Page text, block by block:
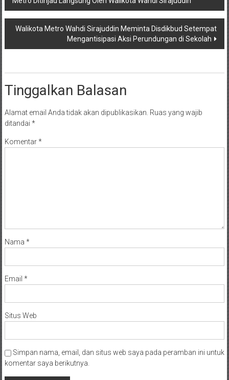
pos
Walikota Metro Wahdi Sirajuddin Meminta Disdikbud Setempat
Mengantisipasi Aksi Perundungan di Sekolah
Tinggalkan Balasan
Alamat email Anda tidak akan dipublikasikan. Ruas yang wajib
ditandai *
Komentar*
Nama *
Email *
Situs Web
Simpan nama, email, dan situs web saya pada peramban ini untuk
komentar saya berikutnya.